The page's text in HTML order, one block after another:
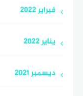
فبراير 2022
يناير 2022
ديسمبر 2021